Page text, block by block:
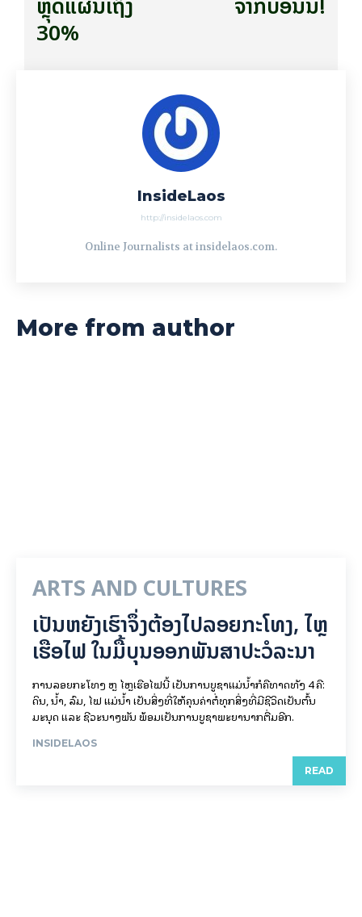
30%
InsideLaos
http://insidelaos.com
Online Journalists at insidelaos.com.
More from author
ARTS AND CULTURES
ເປັນ​ຫຍັງ​ເຮົາ​ຈຶ່ງ​ຕ້ອງ​ໄປລອຍ​ກະ​ໂທງ, ໄຫຼ​
ເຮືອ​ໄຟ ໃນ​ມື້​​ບຸນ​ອອກ​ພັນ​ສາ​ປະ​ວໍ​ລະ​ນາ
ການລອຍ​ກະ​ໂທງ ຫຼື ໄຫຼເຮືອໄຟນີ້ ເປັນການບູຊາແມ່ນໍ້າກໍຄືທາດທັງ 4 ຄື:
ດິນ, ນໍ້າ, ລົມ, ໄຟ ແມ່ນໍ້າ ເປັນສິ່ງທີ່ໃຫ້ຄຸນຄ່າຕໍ່ທຸກສິ່ງທີ່ມີຊີວິດເປັນຕົ້ນ
ມະນຸດ ແລະ ຊີວະນາໆພັນ ພ້ອມເປັນການບູຊາພະຍານາກຕື່ມອີກ.
INSIDELAOS
READ